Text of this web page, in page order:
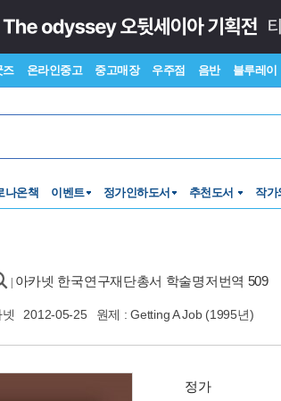
즈 온라인중고 중고매장 우주점 음반 블루레이
나온책 이벤트 정가인하도서 추천도서 작가
아카넷 한국연구재단총서 학술명저번역 509
2012-05-25 원제 : Getting A Job (1995년)
정가